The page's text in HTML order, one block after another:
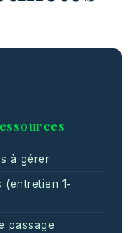
à gérer
1-
passage